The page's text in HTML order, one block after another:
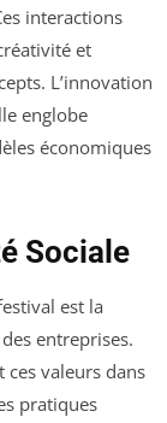
interactions
et
L’innovation
englobe
économiques
Sociale
est la
entreprises.
ces valeurs dans
pratiques